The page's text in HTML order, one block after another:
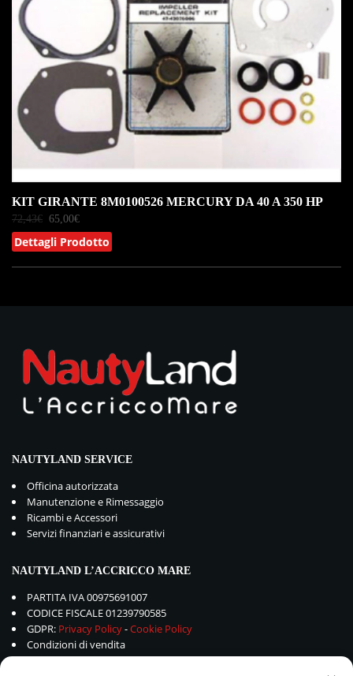
KIT GIRANTE 8M0100526 MERCURY DA 40 A 350 HP
72,43€ 65,00€
Dettagli Prodotto
NAUTYLAND SERVICE
Officina autorizzata
Manutenzione e Rimessaggio
Ricambi e Accessori
Servizi finanziari e assicurativi
NAUTYLAND L’ACCRICCO MARE
PARTITA IVA 00975691007
CODICE FISCALE 01239790585
GDPR: Privacy Policy-Cookie Policy
Condizioni di vendita